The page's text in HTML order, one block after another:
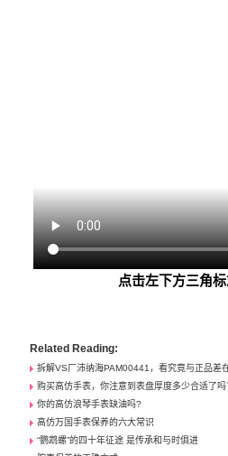
点击左下方三角
Related Reading:
拆解VS厂沛纳海PAM00441，看究竟与正品差
购买高仿手表，你注意到表盘厚度多少合适了吗
你的高仿浪琴手表缺油吗?
高仿万国手表保养的六大常识
“鹦鹉螺”的四十年征途 是传承和与时俱进